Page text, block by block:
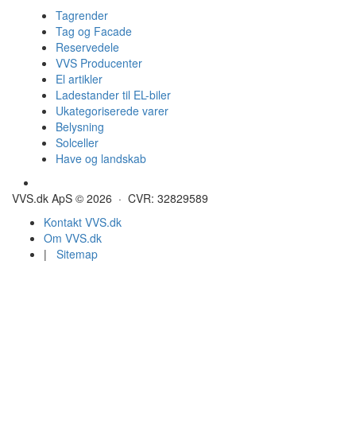
Tagrender
Tag og Facade
Reservedele
VVS Producenter
El artikler
Ladestander til EL-biler
Ukategoriserede varer
Belysning
Solceller
Have og landskab
VVS.dk ApS © 2026 · CVR: 32829589
Kontakt VVS.dk
Om VVS.dk
| Sitemap